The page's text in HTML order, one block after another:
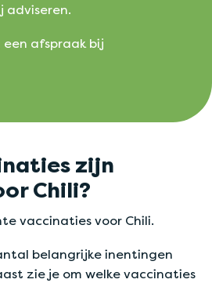
adviseren.
afspraak bij
zijn
Chili?
vaccinaties voor Chili.
belangrijke inentingen
zie je om welke vaccinaties